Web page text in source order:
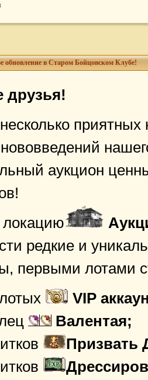
обновление в Старом Бойцовском Клубе!
друзья!
приятных
аукцион
локацию
редкие и
первыми лотами
VIP
Валентая;
Призвать